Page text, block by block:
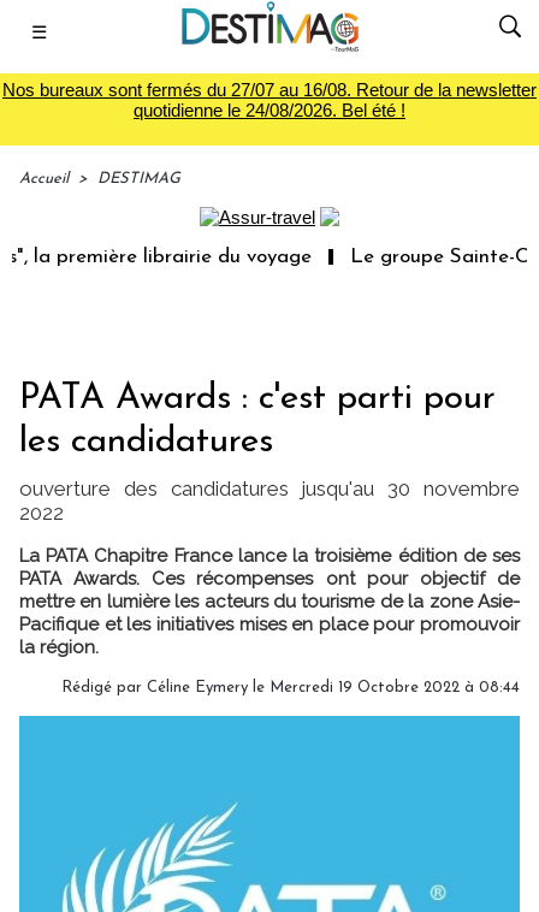
☰
Nos bureaux sont fermés du 27/07 au 16/08. Retour de la newsletter
quotidienne le 24/08/2026. Bel été !
Accueil > DESTIMAG
la première librairie du voyage Le groupe Sainte-
PATA Awards : c'est parti pour
les candidatures
ouverture des candidatures jusqu'au 30 novembre
2022
La PATA Chapitre France lance la troisième édition de ses
PATA Awards. Ces récompenses ont pour objectif de
mettre en lumière les acteurs du tourisme de la zone Asie-
Pacifique et les initiatives mises en place pour promouvoir
la région.
Rédigé par Céline Eymery le Mercredi 19 Octobre 2022 à 08:44